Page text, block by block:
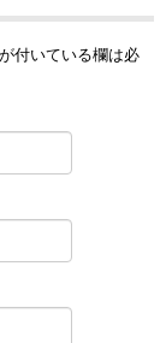
が付いている欄は必